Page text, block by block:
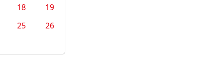
18
19
25
26